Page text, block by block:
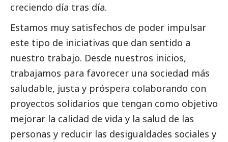
creciendo día tras día.
Estamos muy satisfechos de poder impulsar
este tipo de iniciativas que dan sentido a
nuestro trabajo. Desde nuestros inicios,
trabajamos para favorecer una sociedad más
saludable, justa y próspera colaborando con
proyectos solidarios que tengan como objetivo
mejorar la calidad de vida y la salud de las
personas y reducir las desigualdades sociales y